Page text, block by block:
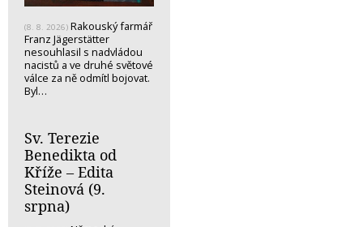
(8. 8. 2026) Rakouský farmář
Franz Jägerstätter
nesouhlasil s nadvládou
nacistů a ve druhé světové
válce za ně odmítl bojovat.
Byl…
Sv. Terezie
Benedikta od
Kříže – Edita
Steinová (9.
srpna)